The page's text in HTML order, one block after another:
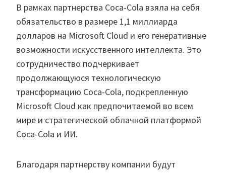
В рамках партнерства Coca-Cola взяла на себя
обязательство в размере 1,1 миллиарда
долларов на Microsoft Cloud и его генеративные
возможности искусственного интеллекта. Это
сотрудничество подчеркивает
продолжающуюся технологическую
трансформацию Coca-Cola, подкрепленную
Microsoft Cloud как предпочитаемой во всем
мире и стратегической облачной платформой
Coca-Cola и ИИ.
Благодаря партнерству компании будут